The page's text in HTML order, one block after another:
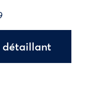
détaillant